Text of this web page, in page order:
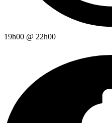
19h00 @ 22h00